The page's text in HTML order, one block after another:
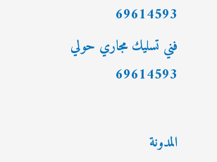
69614593
فني تسليك مجاري حولي
69614593
المدونة